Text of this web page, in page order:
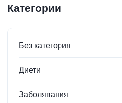
Категории
Без категория
Диети
Заболявания